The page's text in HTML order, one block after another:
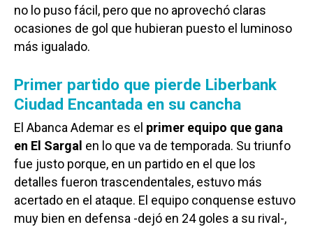
no lo puso fácil, pero que no aprovechó claras
ocasiones de gol que hubieran puesto el luminoso
más igualado.
Primer partido que pierde Liberbank
Ciudad Encantada en su cancha
El Abanca Ademar es el primer equipo que gana
en El Sargal en lo que va de temporada. Su triunfo
fue justo porque, en un partido en el que los
detalles fueron trascendentales, estuvo más
acertado en el ataque. El equipo conquense estuvo
muy bien en defensa -dejó en 24 goles a su rival-,